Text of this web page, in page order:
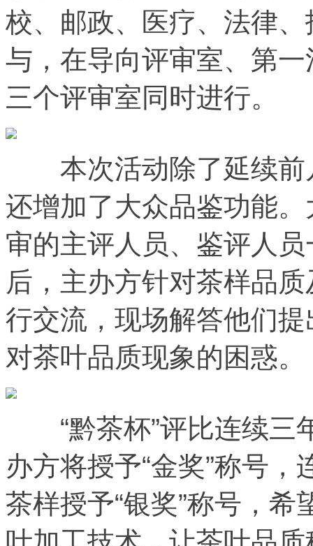
校、邮政、医疗、法律
与，在导向评审室、第
三个评审室同时进行。
本次活动除了延续前
还增加了大众品鉴功能
审的主评人员、鉴评人
后，主办方针对茶样品
行交流，现场解答他们
对茶叶品质现象的困惑。
“黔茶杯”评比连续三
办方将授予“金奖”称号
茶样授予“银奖”称号，